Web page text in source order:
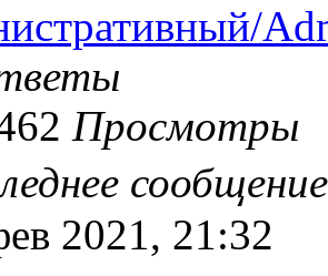
Просмотры
2021, 21:32